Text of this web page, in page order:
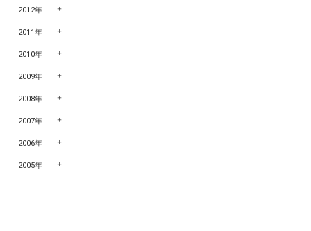
2012年
2011年
2010年
2009年
2008年
2007年
2006年
2005年